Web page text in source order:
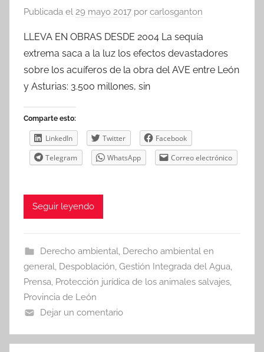
Publicada el 29 mayo 2017 por carlosganton
LLEVA EN OBRAS DESDE 2004 La sequía
extrema saca a la luz los efectos devastadores
sobre los acuíferos de la obra del AVE entre León
y Asturias: 3.500 millones, sin
Comparte esto:
LinkedIn Twitter
Facebook
Telegram
WhatsApp Correo electrónico
Seguir leyendo
Derecho ambiental, Derecho ambiental en
general, Despoblación, Gestión Integrada del Agua,
Prensa, Protección jurídica de los animales salvajes,
Provincia de León
Dejar un comentario